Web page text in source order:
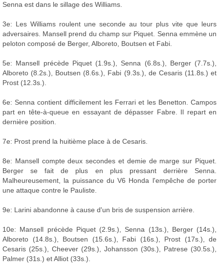
Senna est dans le sillage des Williams.
3e: Les Williams roulent une seconde au tour plus vite que leurs
adversaires. Mansell prend du champ sur Piquet. Senna emmène un
peloton composé de Berger, Alboreto, Boutsen et Fabi.
5e: Mansell précède Piquet (1.9s.), Senna (6.8s.), Berger (7.7s.),
Alboreto (8.2s.), Boutsen (8.6s.), Fabi (9.3s.), de Cesaris (11.8s.) et
Prost (12.3s.).
6e: Senna contient difficilement les Ferrari et les Benetton. Campos
part en tête-à-queue en essayant de dépasser Fabre. Il repart en
dernière position.
7e: Prost prend la huitième place à de Cesaris.
8e: Mansell compte deux secondes et demie de marge sur Piquet.
Berger se fait de plus en plus pressant derrière Senna.
Malheureusement, la puissance du V6 Honda l'empêche de porter
une attaque contre le Pauliste.
9e: Larini abandonne à cause d'un bris de suspension arrière.
10e: Mansell précède Piquet (2.9s.), Senna (13s.), Berger (14s.),
Alboreto (14.8s.), Boutsen (15.6s.), Fabi (16s.), Prost (17s.), de
Cesaris (25s.), Cheever (29s.), Johansson (30s.), Patrese (30.5s.),
Palmer (31s.) et Alliot (33s.).